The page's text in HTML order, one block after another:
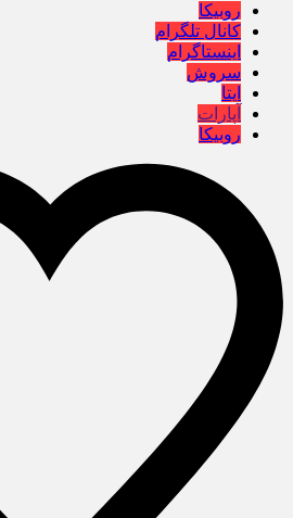
روبیکا
کانال تلگرام
اینستاگرام
سروش
ایتا
آپارات
روبیکا